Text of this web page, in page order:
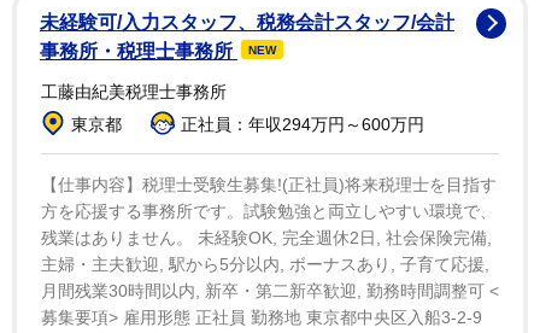
ールの卒業生は、卒業時に内定をもらっていることが多
い。小室さんもどこかの法律事務所から内定を受けてい
るということで、就職も問題がないだろう」と断言し
た。
一方で「ただ、心配しているのが、小室さんアメリカ
で働くには就労ビザが必要なんですが、ビザの取得は難
しいので、ビザをきちんと取得しているのかだけが、心
配している」「弁護士でもビザの取得は難しく、みんな
苦労している」と話した。
未経験可/入力スタッフ、税務会計スタッフ/会計
事務所・税理士事務所
NEW
工藤由紀美税理士事務所
東京都
正社員：年収294万円～600万円
【仕事内容】税理士受験生募集!(正社員)将来税理士を目指す
方を応援する事務所です。試験勉強と両立しやすい環境で、
残業はありません。 未経験OK, 完全週休2日, 社会保険完備,
主婦・主夫歓迎, 駅から5分以内, ボーナスあり, 子育て応援,
月間残業30時間以内, 新卒・第二新卒歓迎, 勤務時間調整可 <
募集要項> 雇用形態 正社員 勤務地 東京都中央区入船3-2-9